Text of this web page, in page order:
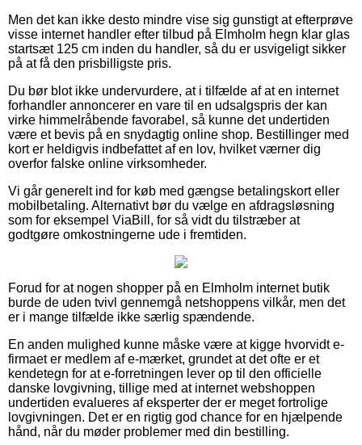
Men det kan ikke desto mindre vise sig gunstigt at efterprøve
visse internet handler efter tilbud på Elmholm hegn klar glas
startsæt 125 cm inden du handler, så du er usvigeligt sikker
på at få den prisbilligste pris.
Du bør blot ikke undervurdere, at i tilfælde af at en internet
forhandler annoncerer en vare til en udsalgspris der kan
virke himmelråbende favorabel, så kunne det undertiden
være et bevis på en snydagtig online shop. Bestillinger med
kort er heldigvis indbefattet af en lov, hvilket værner dig
overfor falske online virksomheder.
Vi går generelt ind for køb med gængse betalingskort eller
mobilbetaling. Alternativt bør du vælge en afdragsløsning
som for eksempel ViaBill, for så vidt du tilstræber at
godtgøre omkostningerne ude i fremtiden.
Forud for at nogen shopper på en Elmholm internet butik
burde de uden tvivl gennemgå netshoppens vilkår, men det
er i mange tilfælde ikke særlig spændende.
En anden mulighed kunne måske være at kigge hvorvidt e-
firmaet er medlem af e-mærket, grundet at det ofte er et
kendetegn for at e-forretningen lever op til den officielle
danske lovgivning, tillige med at internet webshoppen
undertiden evalueres af eksperter der er meget fortrolige
lovgivningen. Det er en rigtig god chance for en hjælpende
hånd, når du møder problemer med din bestilling.